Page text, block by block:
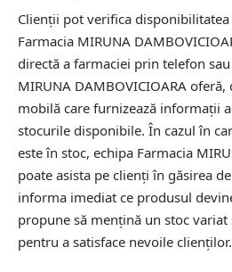
Clienții pot verifica
Farmacia MIRUNA
directă a farmaciei prin telefon
MIRUNA DAMBOVICIOARA
mobilă care furnizează informații
stocurile disponibile. În cazul în
este în stoc, echipa Farmacia
poate asista pe clienți în găsirea
informa imediat ce produsul
propune să mențină un stoc
pentru a satisface nevoile clienților.